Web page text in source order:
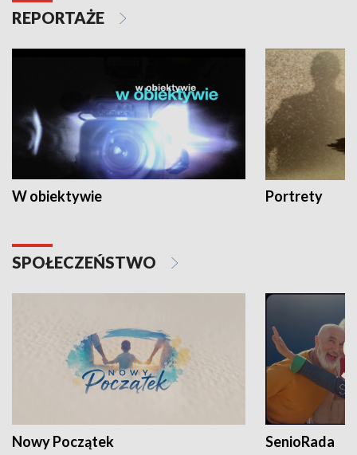
REPORTAŻE
W obiektywie Portrety
SPOŁECZEŃSTWO
Nowy Początek SenioRada